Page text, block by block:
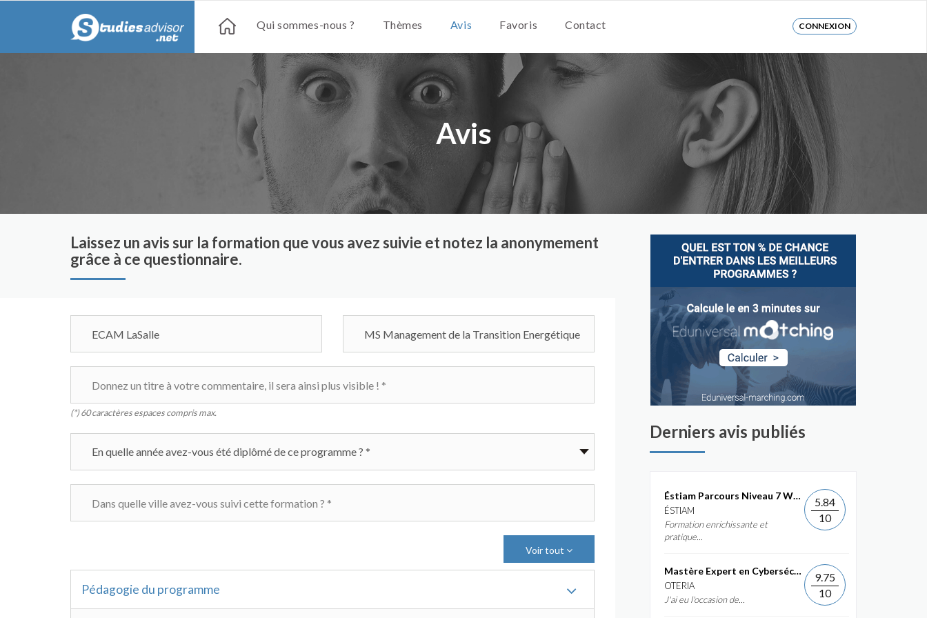
Qui sommes-nous ? Thèmes Avis Favoris Contact CONNEXION
Avis
Laissez un avis sur la formation que vous avez suivie et notez la anonymement
grâce à ce questionnaire.
(*) 60 caractères espaces compris max.
Voir tout
Pédagogie du programme
Derniers avis publiés
Éstiam Parcours Niveau 7 Web &...
ÉSTIAM
Formation enrichissante et
pratique...
5.84
10
Mastère Expert en Cybersécurité
OTERIA
J'ai eu l'occasion de...
9.75
10